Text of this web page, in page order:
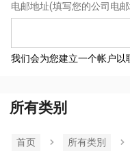
电邮地址(填写您的公司电
我们会为您建立一个帐户以
所有类别
首页 所有类別